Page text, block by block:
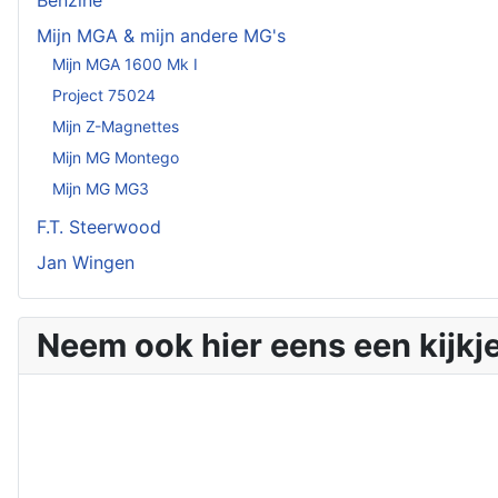
Mijn MGA & mijn andere MG's
Mijn MGA 1600 Mk I
Project 75024
Mijn Z-Magnettes
Mijn MG Montego
Mijn MG MG3
F.T. Steerwood
Jan Wingen
Neem ook hier eens een